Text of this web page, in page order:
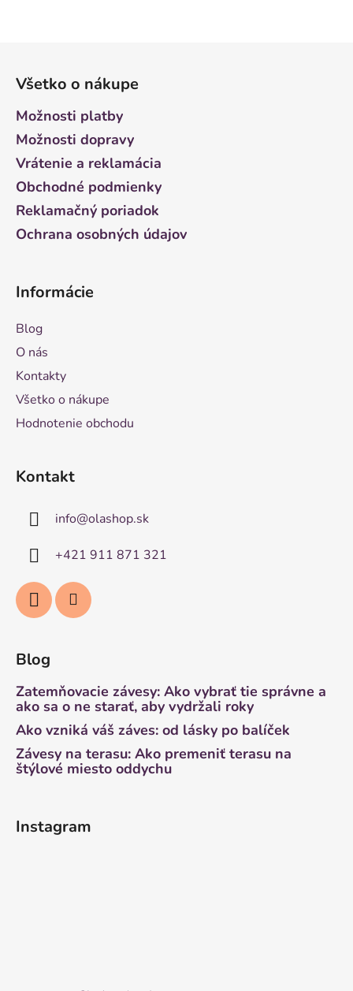
Všetko o nákupe
Možnosti platby
Možnosti dopravy
Vrátenie a reklamácia
Obchodné podmienky
Reklamačný poriadok
Ochrana osobných údajov
Informácie
Blog
O nás
Kontakty
Všetko o nákupe
Hodnotenie obchodu
Kontakt
info@olashop.sk
+421 911 871 321
Blog
Zatemňovacie závesy: Ako vybrať tie správne a
ako sa o ne starať, aby vydržali roky
Ako vzniká váš záves: od lásky po balíček
Závesy na terasu: Ako premeniť terasu na
štýlové miesto oddychu
Instagram